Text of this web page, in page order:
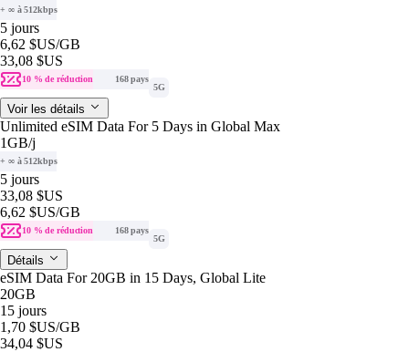
+ ∞ à 512kbps
5 jours
6,62 $US/GB
33,08 $US
10 % de réduction
168 pays
5G
Voir les détails
Unlimited eSIM Data For 5 Days in Global Max
1GB/j
+ ∞ à 512kbps
5 jours
33,08 $US
6,62 $US/GB
10 % de réduction
168 pays
5G
Détails
eSIM Data For 20GB in 15 Days, Global Lite
20GB
15 jours
1,70 $US/GB
34,04 $US